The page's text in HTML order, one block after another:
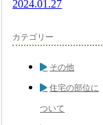
2024.01.27
カテゴリー
その他
住宅の部位に
ついて